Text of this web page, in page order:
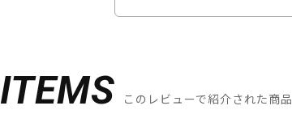
ITEMS このレビューで紹介された商品